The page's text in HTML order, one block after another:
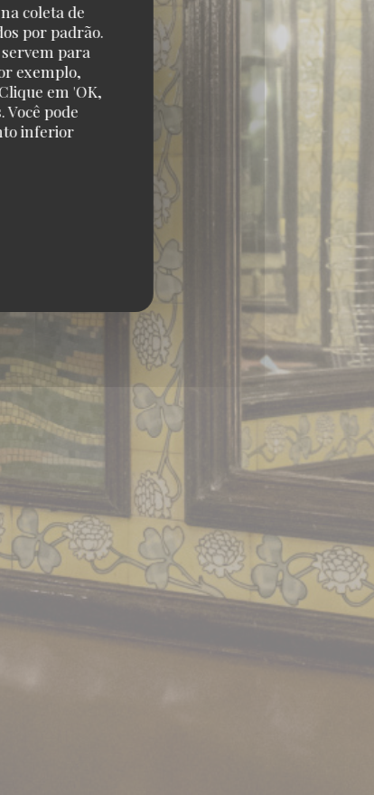
coleta de
por padrão.
para
exemplo,
em 'OK,
pode
inferior